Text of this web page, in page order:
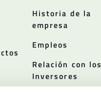
Historia de la
empresa
Empleos
Relación con los
Inversores